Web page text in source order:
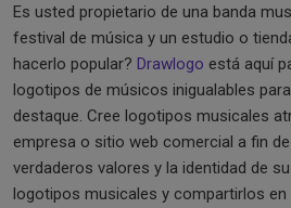
Es usted propietario de una banda
festival de música y un estudio o
hacerlo popular? Drawlogo está aquí
logotipos de músicos inigualables
destaque. Cree logotipos musicales
empresa o sitio web comercial a fin
verdaderos valores y la identidad de
logotipos musicales y compartirlos